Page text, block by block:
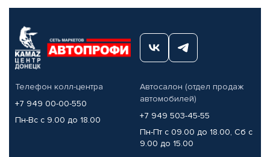
Телефон колл-центра
+7 949 00-00-550
Пн-Вс с 9.00 до 18.00
Автосалон (отдел продаж
автомобилей)
+7 949 503-45-55
Пн-Пт с 09.00 до 18.00, Сб с
9.00 до 15.00